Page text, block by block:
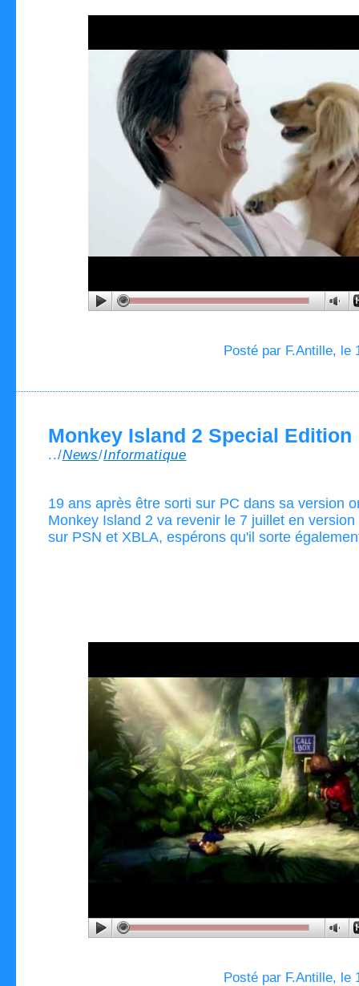
Posté par F.Antille, le
Monkey Island 2 Special Edition
../News/Informatique
19 ans après être sorti sur PC dans sa version
Monkey Island 2 va revenir le 7 juillet en
sur PSN et XBLA, espérons qu'il sorte
Posté par F.Antille, le